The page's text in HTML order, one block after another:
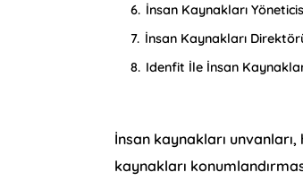
6. İnsan Kaynakları
7. İnsan Kaynakları
8. Idenfit İle İnsan
İnsan kaynakları
kaynakları